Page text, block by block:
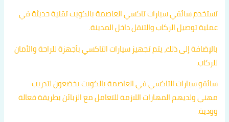
تستخدم سائقي سيارات تاكسي العاصمة بالكويت تقنية حديثة في
عملية توصيل الركاب والتنقل داخل المدينة.
بالإضافة إلى ذلك، يتم تجهيز سيارات التاكسي بأجهزة للراحة والأمان
للركاب.
سائقو سيارات التاكسي في العاصمة بالكويت يخضعون لتدريب
مهني ولديهم المهارات اللازمة للتعامل مع الزبائن بطريقة فعالة
وودية.